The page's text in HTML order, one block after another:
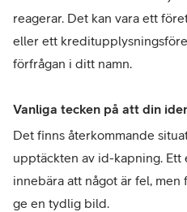
reagerar. Det kan vara ett
eller ett
förfrågan i ditt namn.
Vanliga tecken på att din
Det finns återkommande
upptäckten av id-kapning.
innebära att något är fel, men
ge en tydlig bild.